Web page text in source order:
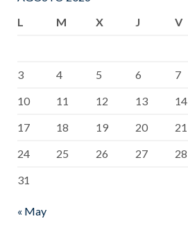
L
M X J V
3
4 5 6 7
10
11 12 13 14
17
18 19 20 21
24
25 26 27 28
31
« May